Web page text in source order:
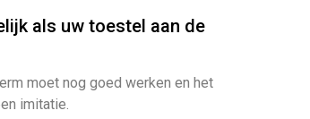
als uw toestel aan de
moet nog goed werken en het
imitatie.